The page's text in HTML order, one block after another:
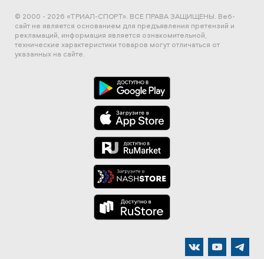
© 2000 - 2026 «ТРИАЛ-СПОРТ». ВСЕ ПРАВА ЗАЩИЩЕНЫ. Веб-
сайт не является основанием для предъявления претензий и
рекламаций, информация является ознакомительной,
технические характеристики товаров могут отличаться от
указанных на сайте.